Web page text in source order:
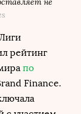
рейтинг
по
Finance.